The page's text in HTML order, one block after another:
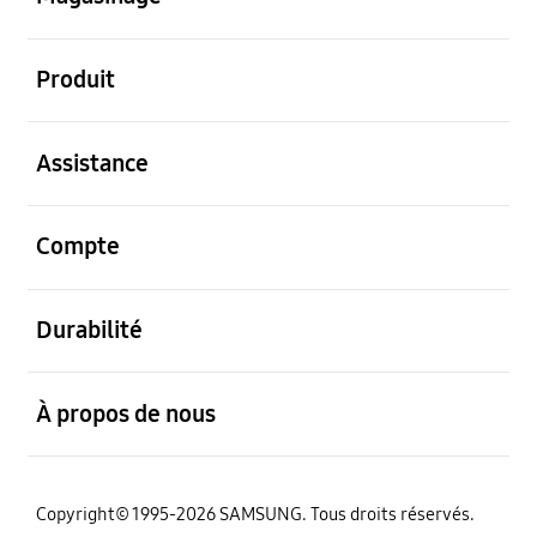
Produit
Assistance
Compte
Durabilité
À propos de nous
Copyright© 1995-2026 SAMSUNG. Tous droits réservés.